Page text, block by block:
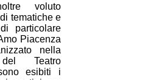
voluto
tematiche e
particolare
Piacenza
nella
Teatro
esibiti i